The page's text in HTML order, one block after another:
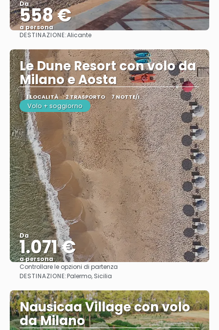
Da
558 €
a persona
DESTINAZIONE:Alicante
Le Dune Resort con volo da
Milano e Aosta
1 LOCALITÀ 2 TRASPORTO 7 NOTTE/I
Volo + soggiorno
Da
1.071 €
a persona
Vedere
Controllare le opzioni di partenza
DESTINAZIONE:Palermo, Sicilia
Nausicaa Village con volo
da Milano